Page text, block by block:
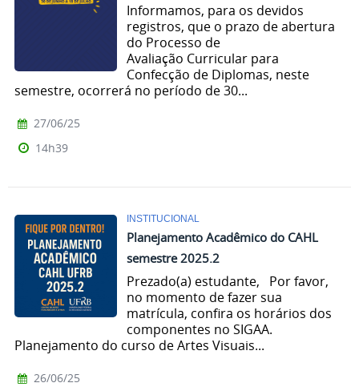
Informamos, para os devidos
registros, que o prazo de abertura
do Processo de
Avaliação Curricular para
Confecção de Diplomas, neste
semestre, ocorrerá no período de 30...
27/06/25
14h39
INSTITUCIONAL
Planejamento Acadêmico do CAHL
semestre 2025.2
Prezado(a) estudante, Por favor,
no momento de fazer sua
matrícula, confira os horários dos
componentes no SIGAA.
Planejamento do curso de Artes Visuais...
26/06/25